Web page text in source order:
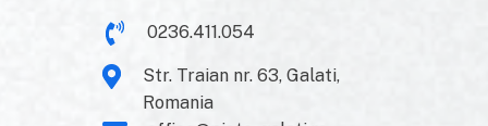
0236.411.054
Str. Traian nr. 63, Galati,
Romania